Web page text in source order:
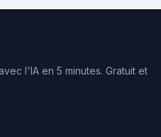
l'IA en 5 minutes. Gratuit et